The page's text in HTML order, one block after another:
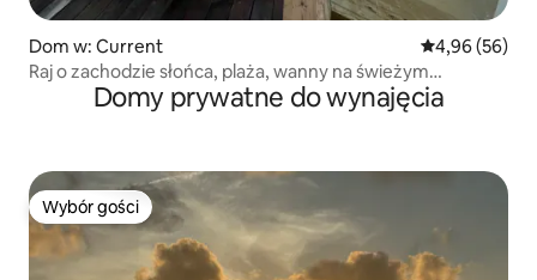
Dom w: Current Średnia
4,96 (56)
Raj o zachodzie słońca, plaża, wanny na świeżym
powietrzu!Domy prywatne do wynajęcia
Wybór gości
Wybór gości